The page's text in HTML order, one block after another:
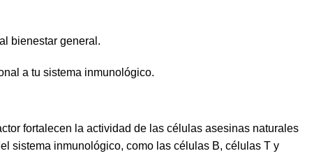
bienestar general.
a tu sistema inmunológico.
fortalecen la actividad de las células asesinas naturales
sistema inmunológico, como las células B, células T y